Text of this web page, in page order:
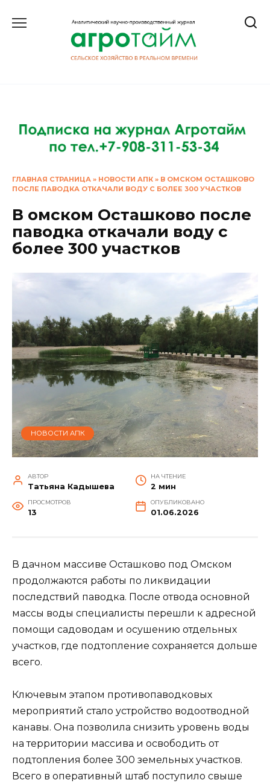
ГЛАВНАЯ СТРАНИЦА » НОВОСТИ АПК » В ОМСКОМ ОСТАШКОВО
ПОСЛЕ ПАВОДКА ОТКАЧАЛИ ВОДУ С БОЛЕЕ 300 УЧАСТКОВ
В омском Осташково после
паводка откачали воду с
более 300 участков
НОВОСТИ АПК
АВТОР
Татьяна Кадышева
НА ЧТЕНИЕ
2 мин
ПРОСМОТРОВ
13
ОПУБЛИКОВАНО
01.06.2026
В дачном массиве Осташково под Омском
продолжаются работы по ликвидации
последствий паводка. После отвода основной
массы воды специалисты перешли к адресной
помощи садоводам и осушению отдельных
участков, где подтопление сохраняется дольше
всего.
Ключевым этапом противопаводковых
мероприятий стало устройство водоотводной
канавы. Она позволила снизить уровень воды
на территории массива и освободить от
подтопления более 300 земельных участков.
Всего в оперативный штаб поступило свыше